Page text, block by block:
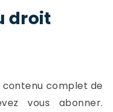
Droit privé ---
aux actualités
droit
complet de
vous abonner.